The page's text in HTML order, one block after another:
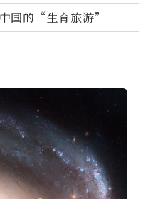
国的“生育旅游”